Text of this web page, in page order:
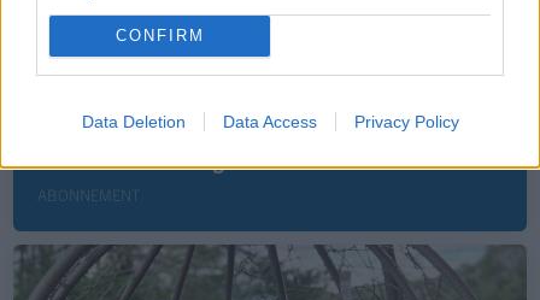
CONFIRM
Data Deletion Data Access Privacy Policy
Leiar
Nokon må sove dårleg om natta
ABONNEMENT